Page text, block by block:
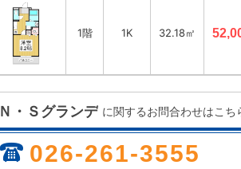
1階 1K 32.18㎡
Ｎ・Ｓグランデ に関するお問合わせはこち
026-261-3555